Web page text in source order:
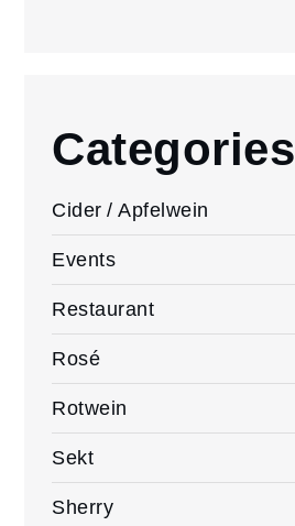
Categories
Cider / Apfelwein
Events
Restaurant
Rosé
Rotwein
Sekt
Sherry